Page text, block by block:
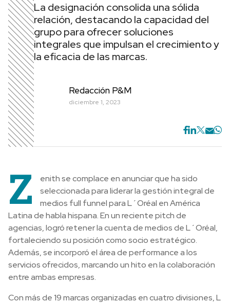
La designación consolida una sólida
relación, destacando la capacidad del
grupo para ofrecer soluciones
integrales que impulsan el crecimiento y
la eficacia de las marcas.
Redacción P&M
diciembre 1, 2023
Z
enith se complace en anunciar que ha sido
seleccionada para liderar la gestión integral de
medios full funnel para L´Oréal en América
Latina de habla hispana. En un reciente pitch de
agencias, logró retener la cuenta de medios de L´Oréal,
fortaleciendo su posición como socio estratégico.
Además, se incorporó el área de performance a los
servicios ofrecidos, marcando un hito en la colaboración
entre ambas empresas.
Con más de 19 marcas organizadas en cuatro divisiones, L